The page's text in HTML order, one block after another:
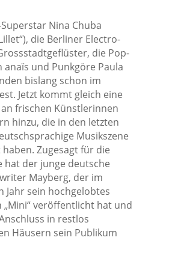
Nina Chuba
die Berliner Electro-
die Pop-
anaïs und Punkgöre Paula
bislang schon im
Jetzt kommt gleich eine
an frischen Künstlerinnen
hinzu, die in den letzten
Musikszene
Zugesagt für die
hat der junge deutsche
Mayberg, der im
Jahr sein hochgelobtes
veröffentlicht hat und
in restlos
Häusern sein Publikum